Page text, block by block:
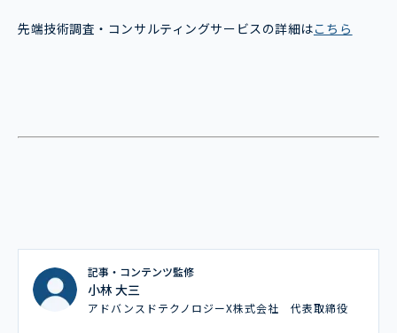
先端技術調査・コンサルティングサービスの詳細はこちら
記事・コンテンツ監修
小林 大三
アドバンスドテクノロジーX株式会社 代表取締役